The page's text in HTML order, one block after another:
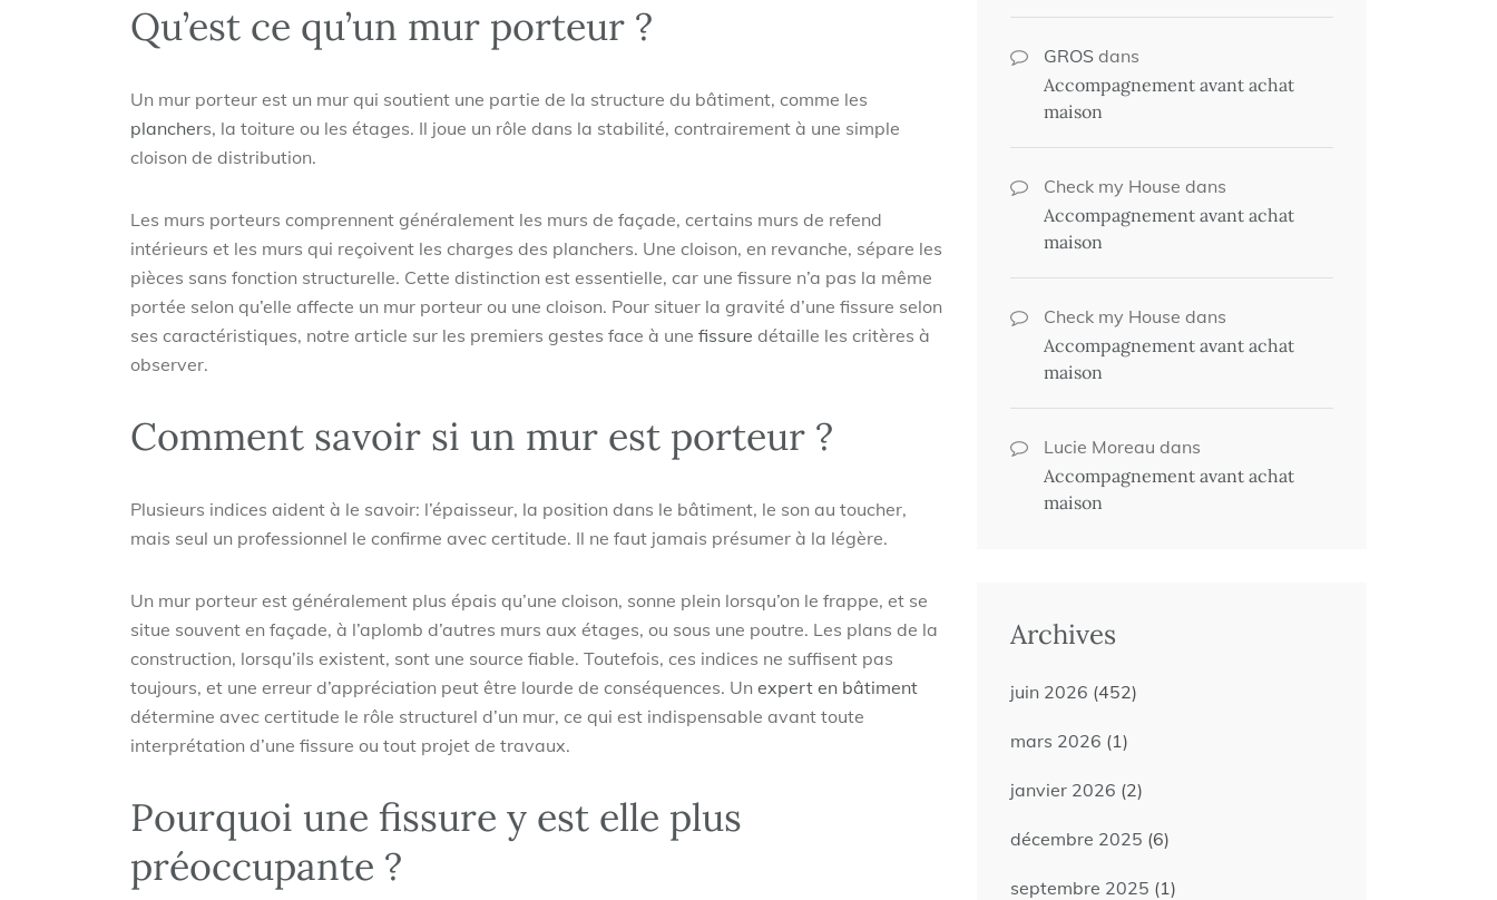
Qu’est ce qu’un mur porteur ?
Un mur porteur est un mur qui soutient une partie de la structure du bâtiment, comme les
planchers, la toiture ou les étages. Il joue un rôle dans la stabilité, contrairement à une simple
cloison de distribution.
Les murs porteurs comprennent généralement les murs de façade, certains murs de refend
intérieurs et les murs qui reçoivent les charges des planchers. Une cloison, en revanche, sépare les
pièces sans fonction structurelle. Cette distinction est essentielle, car une fissure n’a pas la même
portée selon qu’elle affecte un mur porteur ou une cloison. Pour situer la gravité d’une fissure selon
ses caractéristiques, notre article sur les premiers gestes face à une fissure détaille les critères à
observer.
Comment savoir si un mur est porteur ?
Plusieurs indices aident à le savoir: l’épaisseur, la position dans le bâtiment, le son au toucher,
mais seul un professionnel le confirme avec certitude. Il ne faut jamais présumer à la légère.
Un mur porteur est généralement plus épais qu’une cloison, sonne plein lorsqu’on le frappe, et se
situe souvent en façade, à l’aplomb d’autres murs aux étages, ou sous une poutre. Les plans de la
construction, lorsqu’ils existent, sont une source fiable. Toutefois, ces indices ne suffisent pas
toujours, et une erreur d’appréciation peut être lourde de conséquences. Un expert en bâtiment
détermine avec certitude le rôle structurel d’un mur, ce qui est indispensable avant toute
interprétation d’une fissure ou tout projet de travaux.
Pourquoi une fissure y est elle plus
préoccupante ?
GROS dans
Accompagnement avant achat
maison
Check my House dans
Accompagnement avant achat
maison
Check my House dans
Accompagnement avant achat
maison
Lucie Moreau dans
Accompagnement avant achat
maison
Archives
juin 2026 (452)
mars 2026 (1)
janvier 2026 (2)
décembre 2025 (6)
septembre 2025 (1)